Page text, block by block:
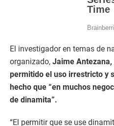
El investigador en temas de
organizado, Jaime Antezana,
permitido el uso irrestricto y
hecho que “en muchos
de dinamita”.
“El permitir que se use